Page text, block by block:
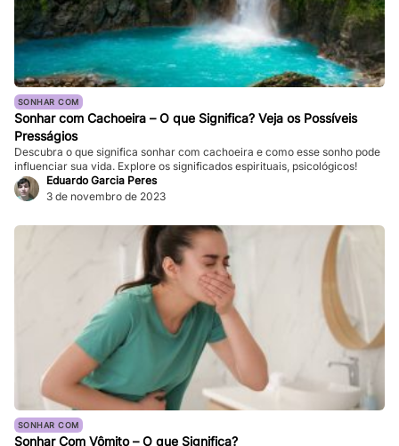
SONHAR COM
Sonhar com Cachoeira – O que Significa? Veja os Possíveis
Presságios
Descubra o que significa sonhar com cachoeira e como esse sonho pode
influenciar sua vida. Explore os significados espirituais, psicológicos!
Eduardo Garcia Peres
3 de novembro de 2023
SONHAR COM
Sonhar Com Vômito – O que Significa?